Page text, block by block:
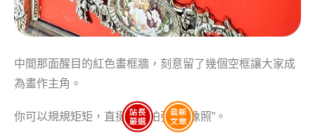
中間那面醒目的紅色畫框牆，刻意留了幾個空框讓大家成
為畫作主角。
你可以規規矩矩，直挺挺地拍張 “肖像照”。